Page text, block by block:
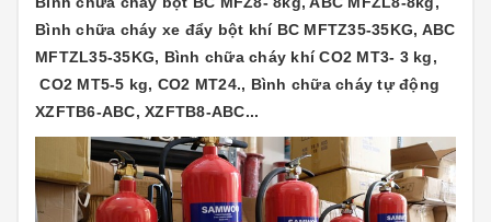
Bình chữa cháy xe đẩy bột khí BC MFTZ35-35KG, ABC
MFTZL35-35KG, Bình chữa cháy khí CO2 MT3- 3 kg,
CO2 MT5-5 kg, CO2 MT24., Bình chữa cháy tự động
XZFTB6-ABC, XZFTB8-ABC...